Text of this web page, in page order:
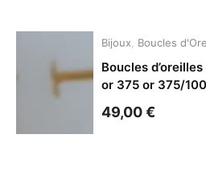
Bijoux Boucles
Boucles
or 375 or 375/
49,00€